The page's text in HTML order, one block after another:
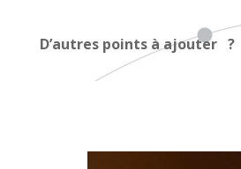
D’autres points à ajouter ?